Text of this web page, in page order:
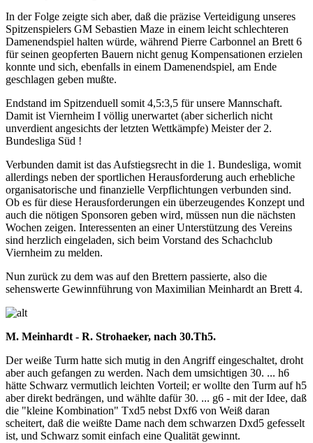
In der Folge zeigte sich aber, daß die präzise Verteidigung unseres
Spitzenspielers GM Sebastien Maze in einem leicht schlechteren
Damenendspiel halten würde, während Pierre Carbonnel an Brett 6
für seinen geopferten Bauern nicht genug Kompensationen erzielen
konnte und sich, ebenfalls in einem Damenendspiel, am Ende
geschlagen geben mußte.
Endstand im Spitzenduell somit 4,5:3,5 für unsere Mannschaft.
Damit ist Viernheim I völlig unerwartet (aber sicherlich nicht
unverdient angesichts der letzten Wettkämpfe) Meister der 2.
Bundesliga Süd !
Verbunden damit ist das Aufstiegsrecht in die 1. Bundesliga, womit
allerdings neben der sportlichen Herausforderung auch erhebliche
organisatorische und finanzielle Verpflichtungen verbunden sind.
Ob es für diese Herausforderungen ein überzeugendes Konzept und
auch die nötigen Sponsoren geben wird, müssen nun die nächsten
Wochen zeigen. Interessenten an einer Unterstützung des Vereins
sind herzlich eingeladen, sich beim Vorstand des Schachclub
Viernheim zu melden.
Nun zurück zu dem was auf den Brettern passierte, also die
sehenswerte Gewinnführung von Maximilian Meinhardt an Brett 4.
M. Meinhardt - R. Strohaeker, nach 30.Th5.
Der weiße Turm hatte sich mutig in den Angriff eingeschaltet, droht
aber auch gefangen zu werden. Nach dem umsichtigen 30. ... h6
hätte Schwarz vermutlich leichten Vorteil; er wollte den Turm auf h5
aber direkt bedrängen, und wählte dafür 30. ... g6 - mit der Idee, daß
die "kleine Kombination" Txd5 nebst Dxf6 von Weiß daran
scheitert, daß die weißte Dame nach dem schwarzen Dxd5 gefesselt
ist, und Schwarz somit einfach eine Qualität gewinnt.